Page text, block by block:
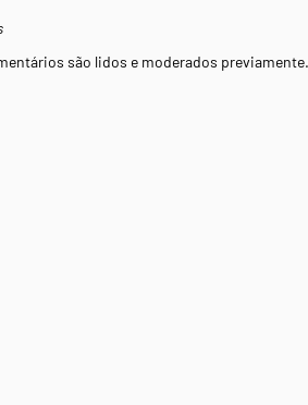
são lidos e moderados previamente.